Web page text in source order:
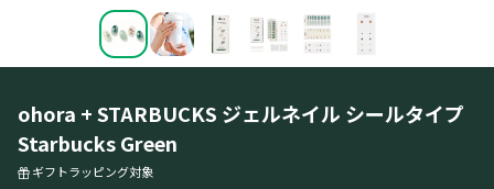
ohora + STARBUCKS ジェルネイル シールタイプ
Starbucks Green
ギフトラッピング対象